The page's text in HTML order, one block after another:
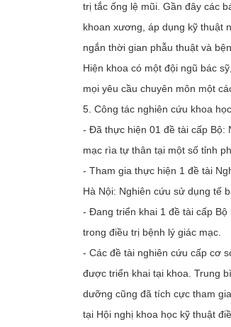
trị tắc ống lệ mũi. Gần đây các
khoan xương, áp dụng kỹ thuật
ngắn thời gian phẫu thuật và
Hiện khoa có một đội ngũ bác
mọi yêu cầu chuyên môn một
5. Công tác nghiên cứu khoa
- Đã thực hiện 01 đề tài cấp Bộ:
mạc rìa tự thân tại một số tỉnh
- Tham gia thực hiện 1 đề tài
Hà Nội: Nghiên cứu sử dụng tế
- Đang triển khai 1 đề tài cấp
trong điều trị bệnh lý giác mạc.
- Các đề tài nghiên cứu cấp cơ
được triển khai tại khoa. Trung
dưỡng cũng đã tích cực tham
tại Hội nghị khoa học kỹ thuật